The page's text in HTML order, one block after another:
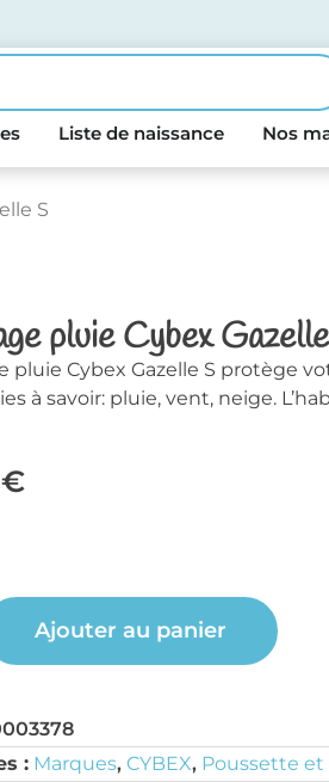
Liste de naissance Nos
S
pluie Cybex
pluie Cybex Gazelle S protège
à savoir: pluie, vent, neige.
€
Ajouter au panier
: Marques,CYBEX, Poussette et